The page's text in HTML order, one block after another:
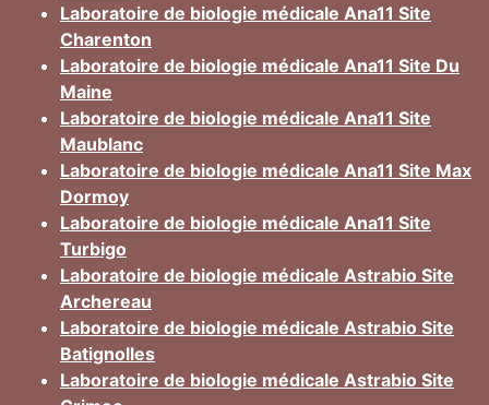
Laboratoire de biologie médicale Ana11 Site
Charenton
Laboratoire de biologie médicale Ana11 Site Du
Maine
Laboratoire de biologie médicale Ana11 Site
Maublanc
Laboratoire de biologie médicale Ana11 Site Max
Dormoy
Laboratoire de biologie médicale Ana11 Site
Turbigo
Laboratoire de biologie médicale Astrabio Site
Archereau
Laboratoire de biologie médicale Astrabio Site
Batignolles
Laboratoire de biologie médicale Astrabio Site